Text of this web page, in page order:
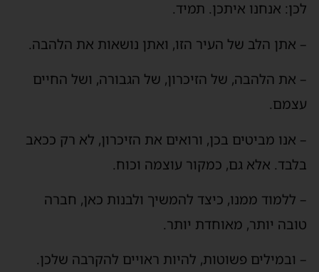
לכן: אנחנו איתכן. תמיד.
– אתן הלב של העיר הזו, ואתן נושאות את הלהבה.
– את הלהבה, של הזיכרון, של הגבורה, ושל החיים
עצמם.
– אנו מביטים בכן, ורואים את הזיכרון, לא רק ככאב
בלבד. אלא גם, כמקור עוצמה וכוח.
– ללמוד ממנו, כיצד להמשיך ולבנות כאן, חברה
טובה יותר, מאוחדת יותר.
– ובמילים פשוטות, להיות ראויים להקרבה שלכן.